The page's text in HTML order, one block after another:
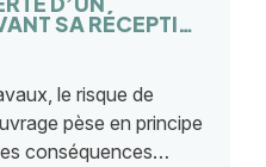
SA RÉCEPTION
le risque de
pèse en principe
conséquences